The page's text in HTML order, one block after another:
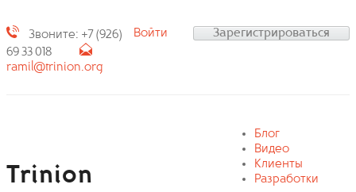
Звоните: +7 (926)
69 33 018
ramil@trinion.org
Войти Зарегистрироваться
Trinion
Блог
Видео
Клиенты
Разработки